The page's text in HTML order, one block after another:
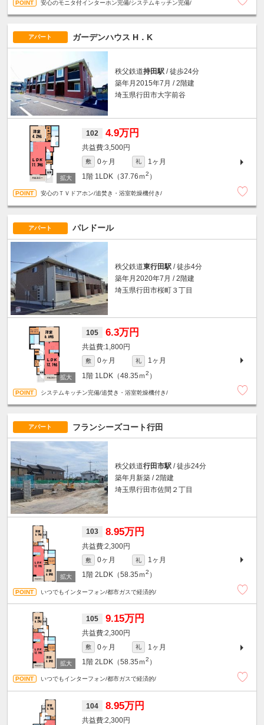
安心のモニタ付インターホン完備/システムキッチン完備/
アパート ガーデンハウス H．K
秩父鉄道持田駅 / 徒歩24分
築年月2015年7月 / 2階建
埼玉県行田市大字前谷
102 4.9万円
3,500円
敷 0ヶ月 礼
1ヶ月
1階 1LDK（37.76ｍ2 ）
安心のＴＶドアホン/追焚き・浴室乾燥機付き/
アパート パレドール
秩父鉄道東行田駅 / 徒歩4分
築年月2020年7月 / 2階建
埼玉県行田市桜町３丁目
105 6.3万円
1,800円
敷 0ヶ月 礼
1ヶ月
1階 1LDK（48.35ｍ2 ）
システムキッチン完備/追焚き・浴室乾燥機付き/
アパート フランシーズコート行田
秩父鉄道行田市駅 / 徒歩24分
築年月新築 / 2階建
埼玉県行田市佐間２丁目
103 8.95万円
2,300円
敷 0ヶ月 礼
1ヶ月
1階 2LDK（58.35ｍ2 ）
いつでもインターフォン/都市ガスで経済的/
105 9.15万円
2,300円
敷 0ヶ月 礼
1ヶ月
1階 2LDK（58.35ｍ2 ）
いつでもインターフォン/都市ガスで経済的/
104 8.95万円
2,300円